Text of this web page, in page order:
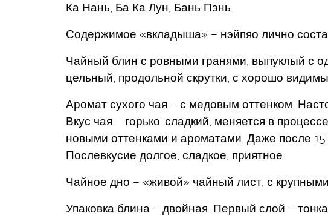
Ка Нань, Ба Ка Лун, Бань Пэнь.
Содержимое «вкладыша» – нэйпяо лично
Чайный блин с ровными гранями, выпуклый с
цельный, продольной скрутки, с хорошо
Аромат сухого чая – с медовым оттенком.
Вкус чая – горько-сладкий, меняется в
новыми оттенками и ароматами. Даже после
Послевкусие долгое, сладкое, приятное.
Чайное дно – «живой» чайный лист, с
Упаковка блина – двойная. Первый слой –